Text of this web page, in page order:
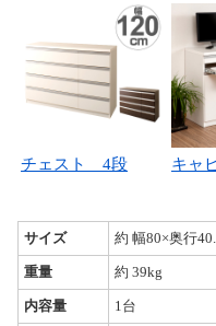
チェスト 4段 キャ
サイズ 約 幅80×奥行
重量 約 39kg
内容量 1台